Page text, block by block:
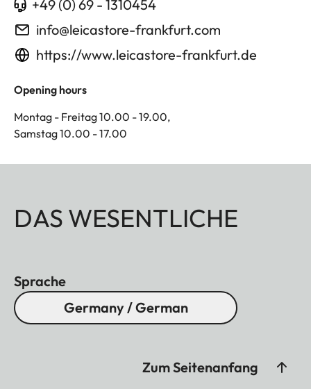
+49 (0) 69 - 1310454
info@leicastore-frankfurt.com
https://www.leicastore-frankfurt.de
Opening hours
Montag - Freitag 10.00 - 19.00,
Samstag 10.00 - 17.00
DAS WESENTLICHE
Sprache
Germany / German
Zum Seitenanfang